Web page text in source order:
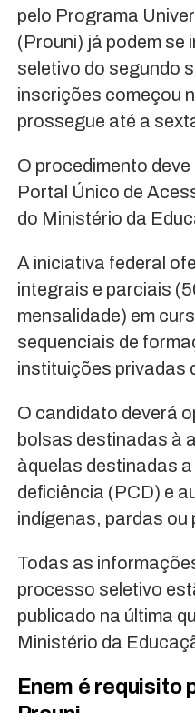
pelo Programa
(Prouni) já podem se
seletivo do segundo
inscrições começou
prossegue até a
O procedimento
Portal Único de
do Ministério da
A iniciativa federal
integrais e parciais
mensalidade) em
sequenciais de
instituições privadas
O candidato deverá
bolsas destinadas à
àquelas destinadas
deficiência (PCD) e
indígenas, pardas ou
Todas as
processo seletivo
publicado na última
Ministério da
Enem é requisito